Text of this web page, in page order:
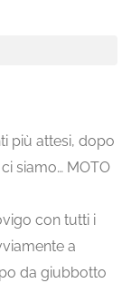
più attesi, dopo
siamo… MOTO
con tutti i
a
da giubbotto